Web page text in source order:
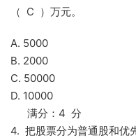
（ C ）万元。
A. 5000
B. 2000
C. 50000
D. 10000
满分：4 分
4. 把股票分为普通股和优